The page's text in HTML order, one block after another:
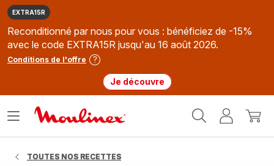
EXTRA15R
Reconditionné par nous pour vous : bénéficiez de -15%
avec le code EXTRA15R jusqu'au 16 août 2026.
Conditions de l'offre
Je découvre
MonMon
Ouvrir
TOUTES NOS RECETTES